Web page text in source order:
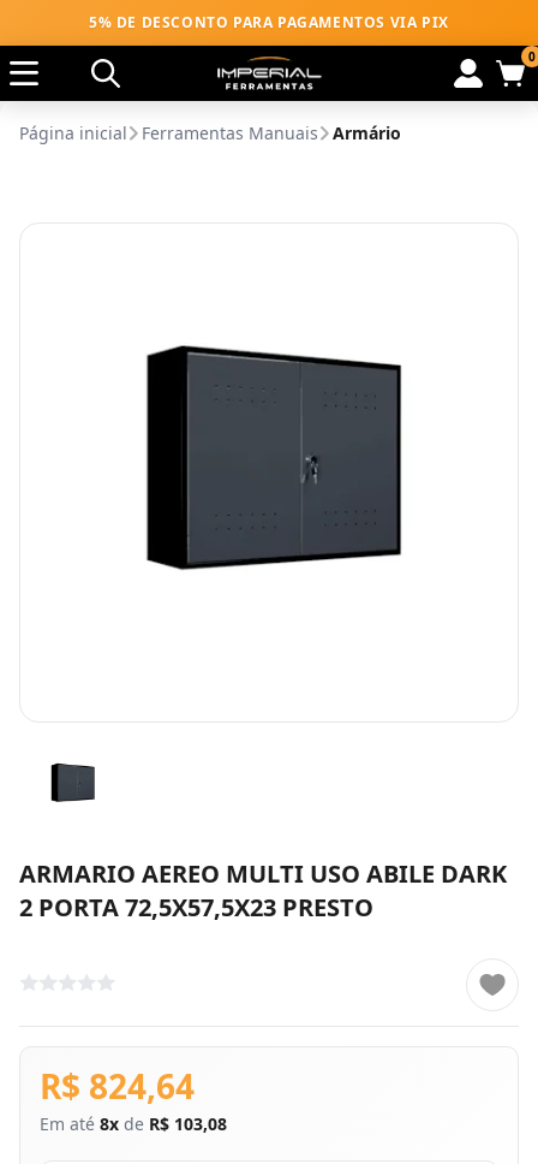
5% DE DESCONTO PARA PAGAMENTOS VIA PIX
0
Página inicial Ferramentas Manuais Armário
ARMARIO AEREO MULTI USO ABILE DARK
2 PORTA 72,5X57,5X23 PRESTO
R$ 824,64
Em até 8x de R$ 103,08